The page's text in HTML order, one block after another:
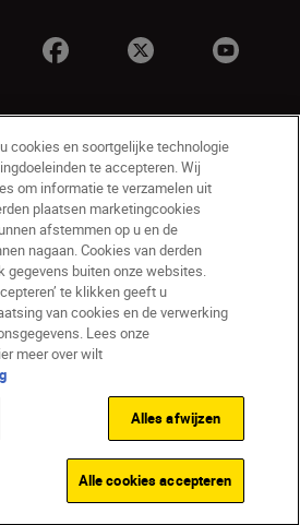
Privacyverklaring
voorwaarden
Toegankelijkheid
SKIP
cookies en soortgelijke technologie
te accepteren. Wij
om informatie te verzamelen uit
plaatsen marketingcookies
afstemmen op u en de
nagaan. Cookies van derden
gegevens buiten onze websites.
te klikken geeft u
van cookies en de verwerking
Lees onze
meer over wilt
Alles afwijzen
Alle cookies accepteren